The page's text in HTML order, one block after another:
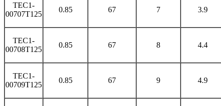
TEC1-
00707T125
0.85 67 7 3.9
TEC1-
00708T125
0.85 67 8 4.4
TEC1-
00709T125
0.85 67 9 4.9